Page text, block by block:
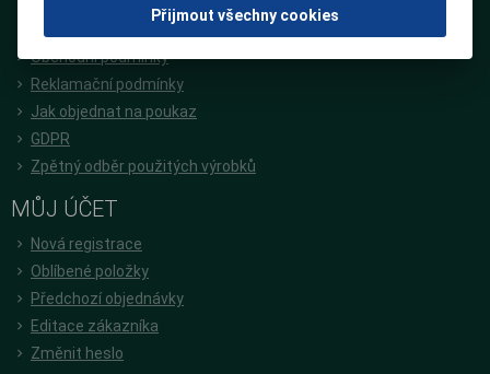
Obchodní podmínky
Reklamační podmínky
Jak objednat na poukaz
GDPR
Zpětný odběr použitých výrobků
MŮJ ÚČET
Nová registrace
Oblíbené položky
Předchozí objednávky
Editace zákazníka
Změnit heslo
Přijmout všechny cookies